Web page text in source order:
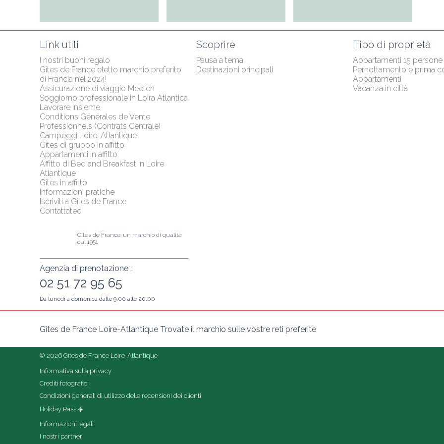
Link utili
I nostri buoni regalo
Gîtes de France eletto marchio preferito
di Francia nel 2024!
Assicurazione di viaggio Meetch
Soggiorno professionale in Loira Atlantica
Lavorare insieme
Conditions Générales de Vente
Professionnels (Contrats Centrale)
Campeggi Loire-Atlantique
Gîtes di gruppo in affitto
Appartamenti in affitto
Affitto di Bed and Breakfast in Loire
Atlantique
Gîtes in affitto
Informazioni pratiche
Iscriviti a Gîtes de France
Contattateci
Scoprire
Pausa a tema
Destinazioni principali
Tipo di proprietà
Appartamenti 15 persone
Pernottamento e prima
Appartamenti
Vacanza in città
Gîtes de France: un marchio di qualità
dal 1951
Agenzia di prenotazione :
02 51 72 95 65
Da lunedì a domenica dalle 9.00 alle 20.00
Gîtes de France Loire-Atlantique Trovate il marchio sulle vostre reti preferite
© 2026 Gîtes de France Loire-Atlantique
Informativa sulla privacy
Crediti fotografici
Condizioni generali di utilizzo delle recensioni dei clienti
Holiday Pass ☀️
Informazioni legali
I nostri partner